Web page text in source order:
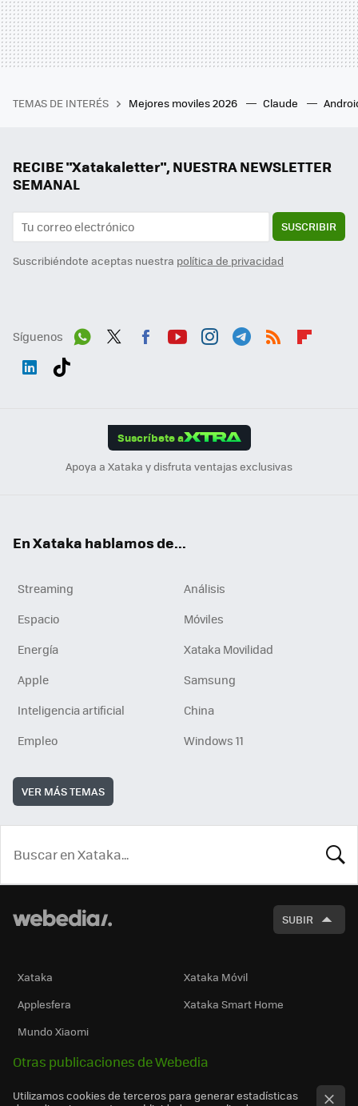
TEMAS DE INTERÉS Mejores moviles 2026 Claude
RECIBE "Xatakaletter", NUESTRA NEWSLETTER
SEMANAL
SUSCRIBIR
Suscribiéndote aceptas nuestra política de privacidad
Síguenos
Suscríbete a
Apoya a Xataka y disfruta ventajas exclusivas
En Xataka hablamos de...
Streaming
Análisis
Espacio
Móviles
Energía
Xataka Movilidad
Apple
Samsung
Inteligencia artificial
China
Empleo
Windows 11
VER MÁS TEMAS
SUBIR
Xataka
Xataka Móvil
Applesfera
Xataka Smart Home
Mundo Xiaomi
Otras publicaciones de Webedia
Utilizamos cookies de terceros para generar estadísticas